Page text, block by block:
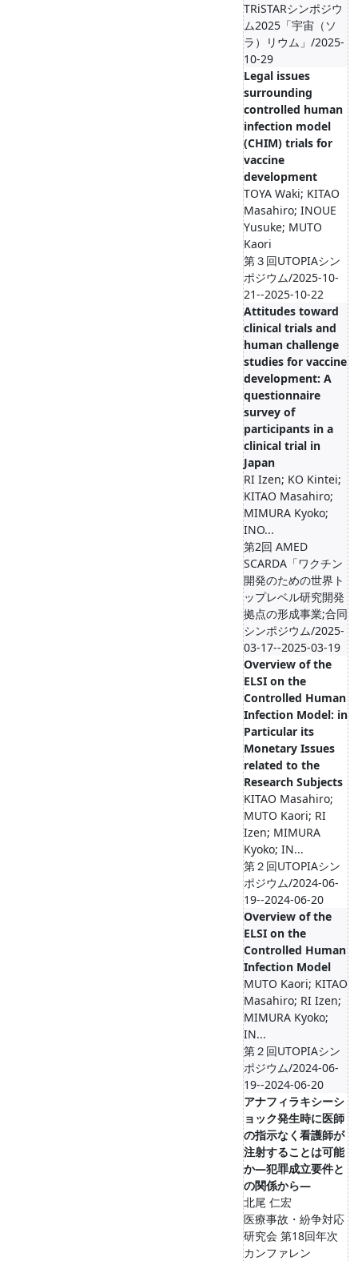
TRiSTARシンポジウ
ム2025「宇宙（ソ
ラ）リウム」/2025-
10-29
Legal issues
surrounding
controlled human
infection model
(CHIM) trials for
vaccine
development
TOYA Waki; KITAO
Masahiro; INOUE
Yusuke; MUTO
Kaori
第３回UTOPIAシン
ポジウム/2025-10-
21--2025-10-22
Attitudes toward
clinical trials and
human challenge
studies for vaccine
development: A
questionnaire
survey of
participants in a
clinical trial in
Japan
RI Izen; KO Kintei;
KITAO Masahiro;
MIMURA Kyoko;
INO...
第2回 AMED
SCARDA「ワクチン
開発のための世界ト
ップレベル研究開発
拠点の形成事業;合同
シンポジウム/2025-
03-17--2025-03-19
Overview of the
ELSI on the
Controlled Human
Infection Model: in
Particular its
Monetary Issues
related to the
Research Subjects
KITAO Masahiro;
MUTO Kaori; RI
Izen; MIMURA
Kyoko; IN...
第２回UTOPIAシン
ポジウム/2024-06-
19--2024-06-20
Overview of the
ELSI on the
Controlled Human
Infection Model
MUTO Kaori; KITAO
Masahiro; RI Izen;
MIMURA Kyoko;
IN...
第２回UTOPIAシン
ポジウム/2024-06-
19--2024-06-20
アナフィラキシーシ
ョック発生時に医師
の指示なく看護師が
注射することは可能
か―犯罪成立要件と
の関係から―
北尾 仁宏
医療事故・紛争対応
研究会 第18回年次
カンファレン